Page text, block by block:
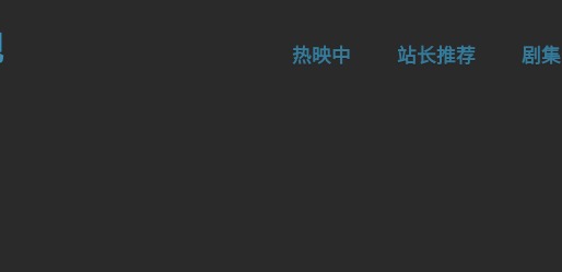
热映中 站长推荐 剧集